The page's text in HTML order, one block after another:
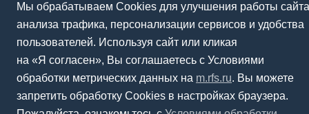
МОЛОДЕЖНАЯ
7.10.2005
Дебют
ИгрыГолы
Мы обрабатываем Cookies для улучшения работы
анализа трафика, персонализации сервисов и удобства
пользователей. Используя сайт или кликая
на «Я согласен», Вы соглашаетесь с Условиями
обработки метрических данных на m.rfs.ru. Вы можете
запретить обработку Cookies в настройках браузера.